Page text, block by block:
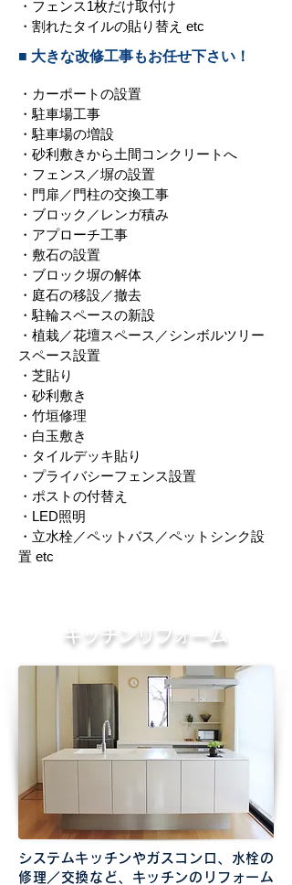
・フェンス1枚だけ取付け
・割れたタイルの貼り替え etc
■ 大きな改修工事もお任せ下さい！
・カーポートの設置
・駐車場工事
・駐車場の増設
・砂利敷きから土間コンクリートへ
・フェンス／塀の設置
・門扉／門柱の交換工事
・ブロック／レンガ積み
・アプローチ工事
・敷石の設置
・ブロック塀の解体
・庭石の移設／撤去
・駐輪スペースの新設
・植栽／花壇スペース／シンボルツリー
スペース設置
・芝貼り
・砂利敷き
・竹垣修理
・白玉敷き
・タイルデッキ貼り
・プライバシーフェンス設置
・ポストの付替え
・LED照明
・立水栓／ペットバス／ペットシンク設
置 etc
キッチンリフォーム
システムキッチンやガスコンロ、水栓の
修理／交換など、キッチンのリフォーム